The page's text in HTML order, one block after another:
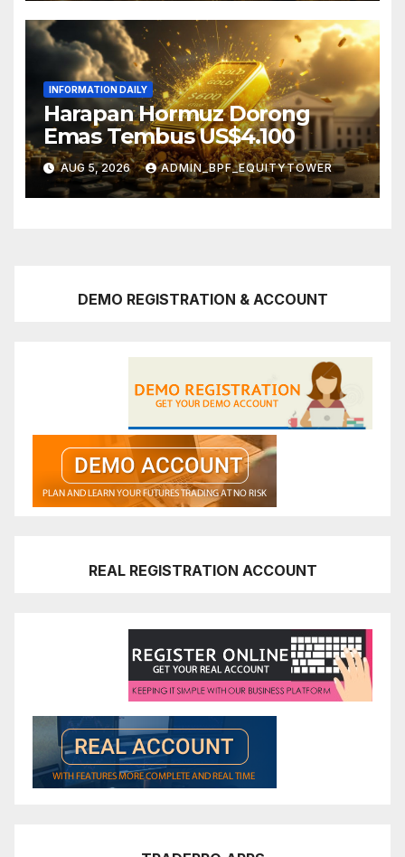
INFORMATION DAILY
Harapan Hormuz Dorong
Emas Tembus US$4.100
AUG 5, 2026 ADMIN_BPF_EQUITYTOWER
DEMO REGISTRATION & ACCOUNT
REAL REGISTRATION ACCOUNT